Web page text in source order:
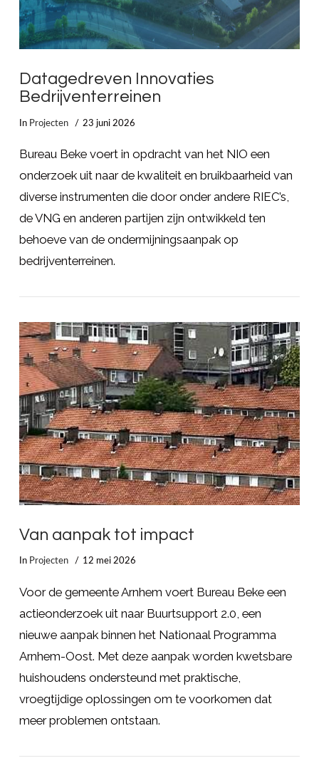
LEES MEER
Datagedreven Innovaties
Bedrijventerreinen
In Projecten 23 juni 2026
Bureau Beke voert in opdracht van het NIO een
onderzoek uit naar de kwaliteit en bruikbaarheid van
diverse instrumenten die door onder andere RIEC’s,
de VNG en anderen partijen zijn ontwikkeld ten
behoeve van de ondermijningsaanpak op
bedrijventerreinen.
Van aanpak tot impact
In Projecten 12 mei 2026
Voor de gemeente Arnhem voert Bureau Beke een
actieonderzoek uit naar Buurtsupport 2.0, een
nieuwe aanpak binnen het Nationaal Programma
Arnhem-Oost. Met deze aanpak worden kwetsbare
huishoudens ondersteund met praktische,
vroegtijdige oplossingen om te voorkomen dat
meer problemen ontstaan.